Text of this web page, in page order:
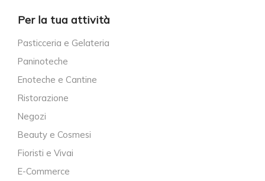
Per la tua attività
Pasticceria e Gelateria
Paninoteche
Enoteche e Cantine
Ristorazione
Negozi
Beauty e Cosmesi
Fioristi e Vivai
E-Commerce